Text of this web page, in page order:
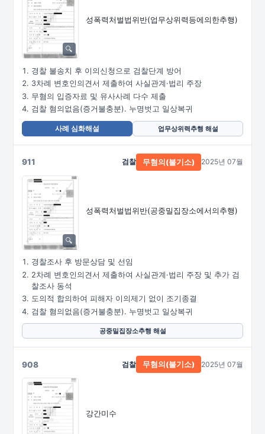
성폭력처벌법위반(업무상위력등에의한추행)
경찰 불송치 후 이의신청으로 검찰단계 방어
3차례 변호인의견서 제출하여 사실관계·법리 주장
무혐의 입증자료 및 유사사례 다수 제출
검찰 혐의없음(증거불충분). 누명벗고 일상복귀
사례 심화해설 업무상위력추행 해설
911
성폭력처벌법위반(공중밀집장소에서의추행)
검찰 무혐의(불기소) 2025년 07월
경찰조사 후 방문상담 및 선임
2차례 변호인의견서 제출하여 사실관계·법리 주장 및 추가 검
찰조사 동석
도의적 합의하여 피해자 이의제기 없이 조기종결
검찰 혐의없음(증거불충분). 누명벗고 일상복귀
공중밀집장소추행 해설
908
강간미수
검찰 무혐의(불기소) 2025년 07월